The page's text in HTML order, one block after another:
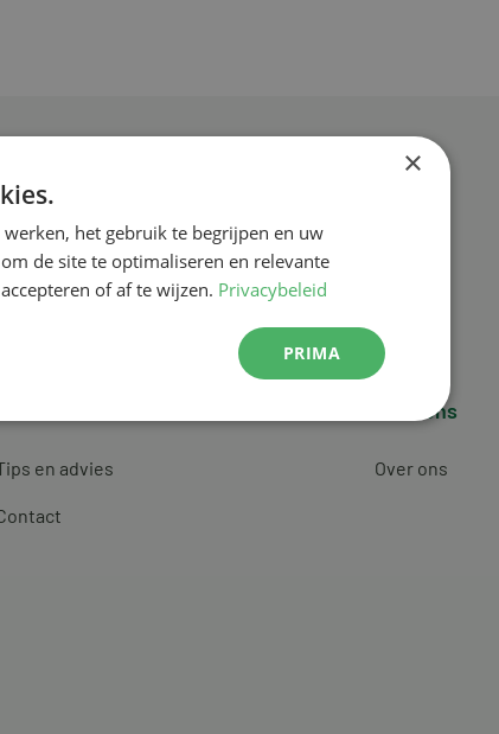
en advies
Over ons
Over ons
×
het gebruik te begrijpen en uw
de site te optimaliseren en relevante
of af te wijzen. Privacybeleid
PRIMA